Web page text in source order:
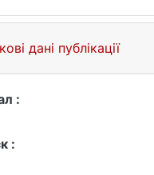
дані публікації
:
: